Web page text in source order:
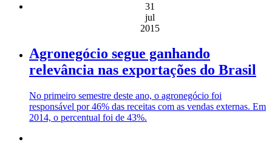
31
jul
2015
Agronegócio segue ganhando
relevância nas exportações do Brasil
No primeiro semestre deste ano, o agronegócio foi
responsável por 46% das receitas com as vendas externas. Em
2014, o percentual foi de 43%.